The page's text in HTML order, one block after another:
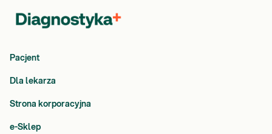
Pacjent
Dla lekarza
Strona korporacyjna
e-Sklep